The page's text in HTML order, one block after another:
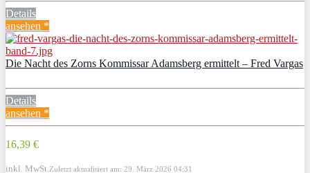
Details
ansehen *
Die Nacht des Zorns Kommissar Adamsberg ermittelt – Fred Vargas
Details
ansehen *
16,39 €
inkl. MwSt. Zuletzt aktualisiert am: 29. März 2026 04:31